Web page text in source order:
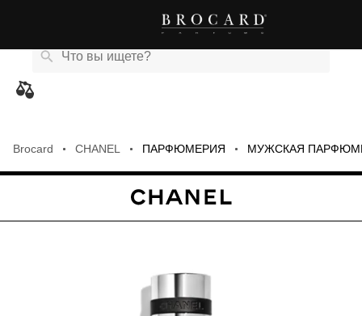
Brocard CHANEL ПАРФЮМЕРИЯ МУЖСКАЯ